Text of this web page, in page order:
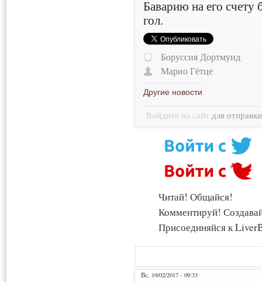
Баварию на его счету
гол.
Боруссия Дортмунд
Марио Гётце
Другие новости
Войдите на сайт для
Читай! Общайся!
Комментируй!
Присоединяйся к
Вс, 19/02/2017 - 09:33